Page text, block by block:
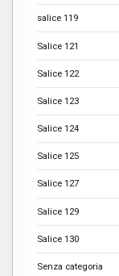
salice 119
Salice 121
Salice 122
Salice 123
Salice 124
Salice 125
Salice 127
Salice 129
Salice 130
Senza categoria